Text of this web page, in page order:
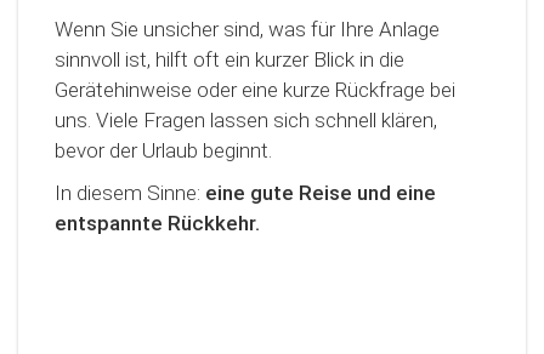
Wenn Sie unsicher sind, was für Ihre Anlage
sinnvoll ist, hilft oft ein kurzer Blick in die
Gerätehinweise oder eine kurze Rückfrage bei
uns. Viele Fragen lassen sich schnell klären,
bevor der Urlaub beginnt.
In diesem Sinne: eine gute Reise und eine
entspannte Rückkehr.